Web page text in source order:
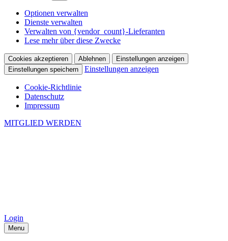
Optionen verwalten
Dienste verwalten
Verwalten von {vendor_count}-Lieferanten
Lese mehr über diese Zwecke
Cookies akzeptieren Ablehnen
Einstellungen anzeigen
Einstellungen speichern
Einstellungen anzeigen
Cookie-Richtlinie
Datenschutz
Impressum
MITGLIED WERDEN
Login
Menu